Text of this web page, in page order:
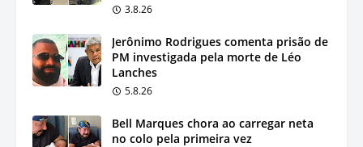
3.8.26
Jerônimo Rodrigues comenta prisão de
PM investigada pela morte de Léo
Lanches
5.8.26
Bell Marques chora ao carregar neta
no colo pela primeira vez